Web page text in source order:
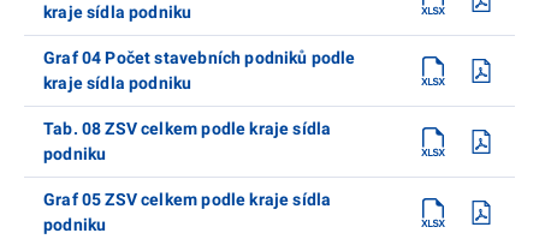
kraje sídla podniku
Graf 04 Počet stavebních podniků podle
kraje sídla podniku
Tab. 08 ZSV celkem podle kraje sídla
podniku
Graf 05 ZSV celkem podle kraje sídla
podniku